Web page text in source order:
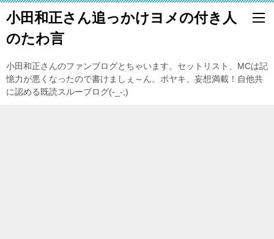
小田和正さん追っかけヨメの付き人
のたわ言
小田和正さんのファンブログとちゃいます。セットリスト、MCは記
憶力が悪くなったので書けましぇ～ん。ボヤキ、妄想満載！自他共
に認める既読スルーブログ(-_-;)